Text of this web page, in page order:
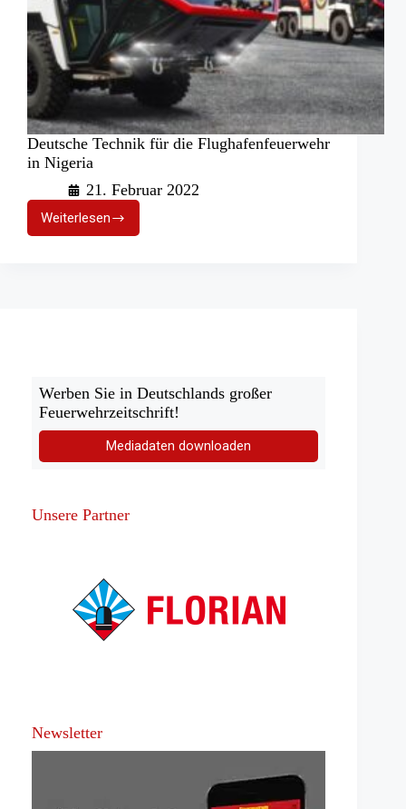
Deutsche Technik für die Flughafenfeuerwehr
in Nigeria
21. Februar 2022
Weiterlesen
Deutsche
Technik
Werben Sie in Deutschlands großer
Feuerwehrzeitschrift!
Mediadaten downloaden
Unsere Partner
Newsletter